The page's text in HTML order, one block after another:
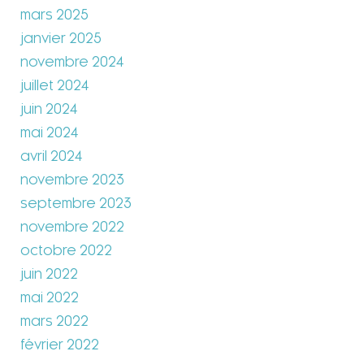
mars 2025
janvier 2025
novembre 2024
juillet 2024
juin 2024
mai 2024
avril 2024
novembre 2023
septembre 2023
novembre 2022
octobre 2022
juin 2022
mai 2022
mars 2022
février 2022